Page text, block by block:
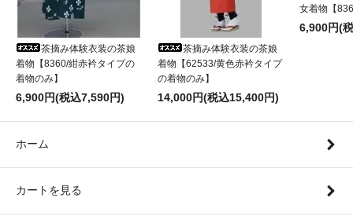
茶摘み体験衣装の茶娘
着物【8360/紺赤衿タイプの
着物のみ】
6,900円(税込7,590円)
茶摘み体験衣装の茶娘
着物【62533/黄色赤衿タイプ
の着物のみ】
14,000円(税込15,400円)
女着物【
6,900円(
ホーム
カートを見る